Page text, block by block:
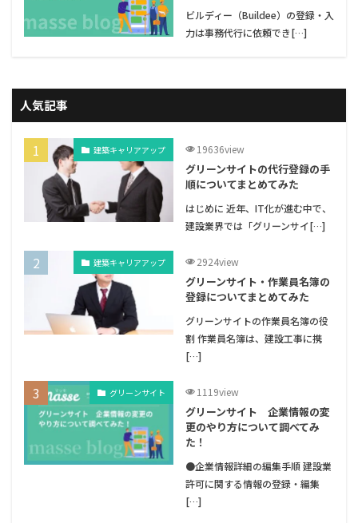
ビルディー（Buildee）の登録・入
力は事務代行に依頼でき[…]
人気記事
建築キャリアアップ 19636view
グリーンサイトの代行登録の手
順についてまとめてみた
はじめに 近年、IT化が進む中で、
建設業界では「グリーンサイ[…]
建築キャリアアップ 2924view
グリーンサイト・作業員名簿の
登録についてまとめてみた
グリーンサイトの作業員名簿の役
割 作業員名簿は、建設工事に携
[…]
グリーンサイト 1119view
グリーンサイト 企業情報の変
更のやり方について調べてみ
た！
●企業情報詳細の編集手順 建設業
許可に関する情報の登録・編集
[…]